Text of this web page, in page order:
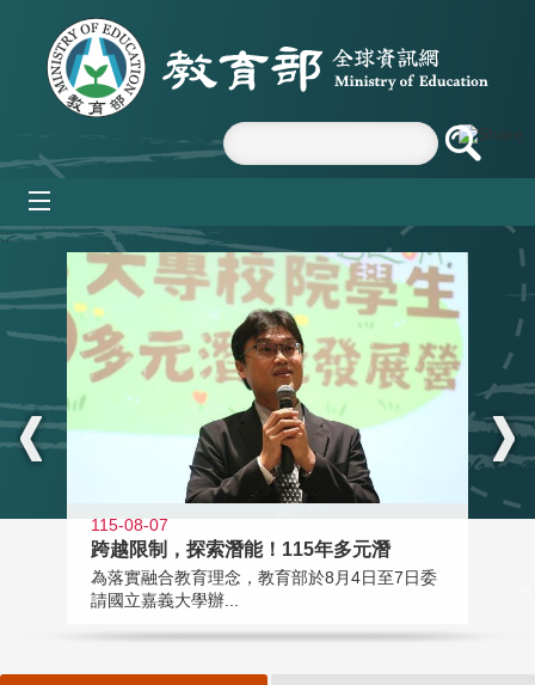
跳到主要內容區塊
:::
115-08-07
跨越限制，探索潛能！115年多元潛
為落實融合教育理念，教育部於8月4日至7日委
請國立嘉義大學辦...